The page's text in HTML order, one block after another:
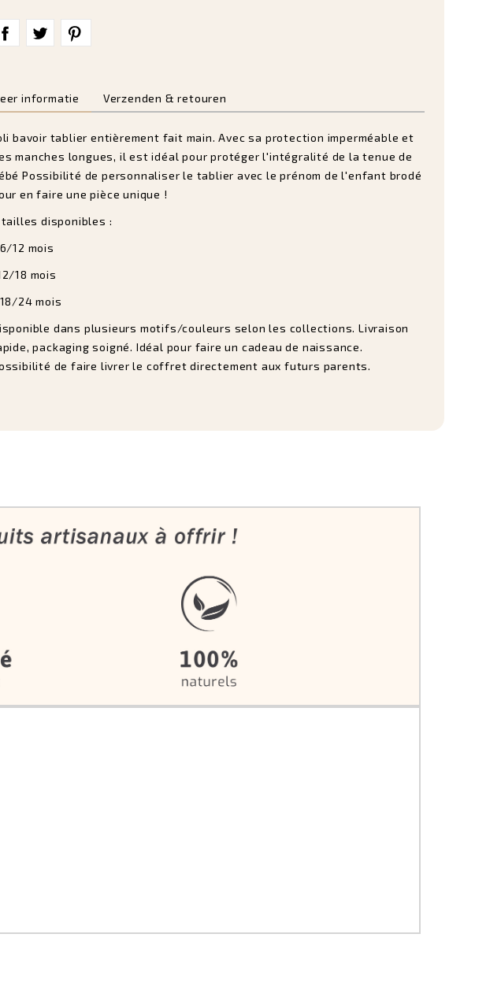
informatie Verzenden & retouren
bavoir tablier entièrement fait main. Avec sa protection imperméable et
manches longues, il est idéal pour protéger l'intégralité de la tenue de
Possibilité de personnaliser le tablier avec le prénom de l'enfant brodé
en faire une pièce unique !
tailles disponibles :
12 mois
18 mois
24 mois
dans plusieurs motifs/couleurs selon les collections. Livraison
packaging soigné. Idéal pour faire un cadeau de naissance.
de faire livrer le coffret directement aux futurs parents.